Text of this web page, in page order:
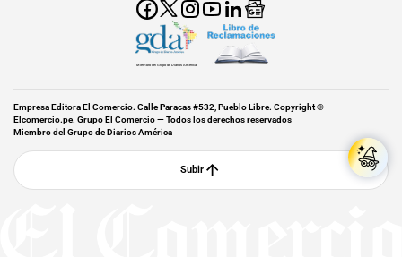
Miembro del Grupo de Diarios América
Empresa Editora El Comercio. Calle Paracas #532, Pueblo Libre. Copyright ©
Elcomercio.pe. Grupo El Comercio — Todos los derechos reservados
Miembro del Grupo de Diarios América
Subir